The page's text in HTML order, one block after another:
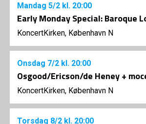
Mandag 5/2 kl. 20:00
Early Monday Special: Baroque
KoncertKirken, København N
Onsdag 7/2 kl. 20:00
Osgood/Ericson/de Heney +
KoncertKirken, København N
Torsdag 8/2 kl. 20:00